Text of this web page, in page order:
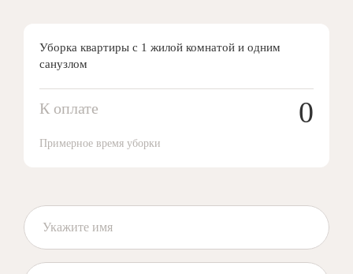
Уборка квартиры с 1 жилой комнатой и одним
санузлом
К оплате 0
Примерное время уборки